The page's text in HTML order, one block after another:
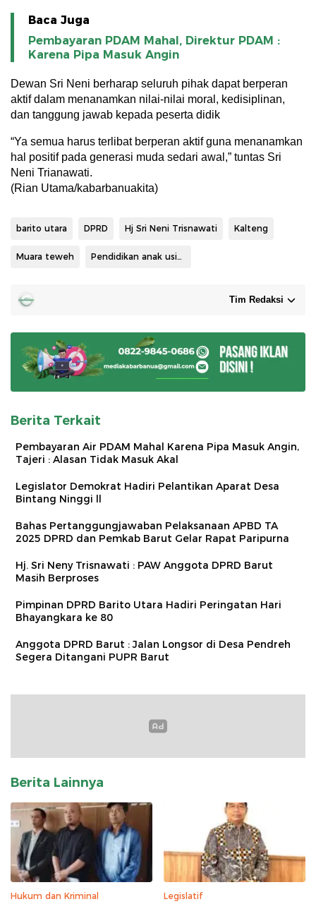
Baca Juga
Pembayaran PDAM Mahal, Direktur PDAM :
Karena Pipa Masuk Angin
Dewan Sri Neni berharap seluruh pihak dapat berperan
aktif dalam menanamkan nilai-nilai moral, kedisiplinan,
dan tanggung jawab kepada peserta didik
“Ya semua harus terlibat berperan aktif guna menanamkan
hal positif pada generasi muda sedari awal,” tuntas Sri
Neni Trianawati.
(Rian Utama/kabarbanuakita)
barito utara DPRD Hj Sri Neni Trisnawati Kalteng
Muara teweh Pendidikan anak usia dini
Tim Redaksi
Berita Terkait
Pembayaran Air PDAM Mahal Karena Pipa Masuk Angin,
Tajeri : Alasan Tidak Masuk Akal
Legislator Demokrat Hadiri Pelantikan Aparat Desa
Bintang Ninggi ll
Bahas Pertanggungjawaban Pelaksanaan APBD TA
2025 DPRD dan Pemkab Barut Gelar Rapat Paripurna
Hj. Sri Neny Trisnawati : PAW Anggota DPRD Barut
Masih Berproses
Pimpinan DPRD Barito Utara Hadiri Peringatan Hari
Bhayangkara ke 80
Anggota DPRD Barut : Jalan Longsor di Desa Pendreh
Segera Ditangani PUPR Barut
Berita Lainnya
Hukum dan Kriminal Legislatif